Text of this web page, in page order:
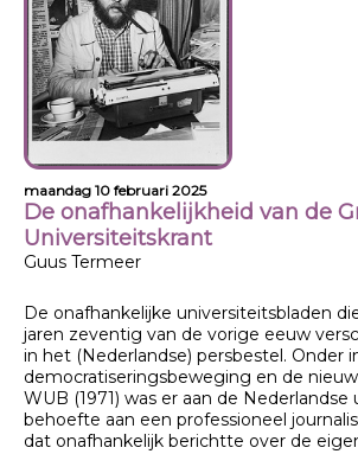
maandag 10 februari 2025
De onafhankelijkheid van de
Universiteitskrant
Guus Termeer
De onafhankelijke universiteitsbladen
jaren zeventig van de vorige eeuw
in het (Nederlandse) persbestel. Onder
democratiseringsbeweging en de
WUB (1971) was er aan de
behoefte aan een professioneel
dat onafhankelijk berichtte over de